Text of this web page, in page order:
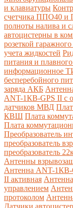
и клавиатуры
счетчика ППО40
полноты налива и
автоцистерны в
розеткой
учета жидкостей
питания и
информационное
бесперебойного
заряда АКБ
ANT-1КВ-GPS II с
датчиков МВД
КВШ Плата
Плата
Преобразователь
преобразователь
преобразователь
Антенны
Антенна ANT-1КВ-
II активная
управлением
протоколом
Датчики